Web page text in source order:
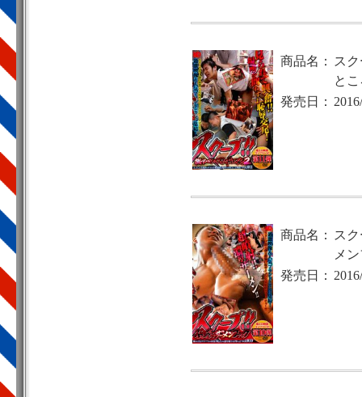
商品名：
ス
と
発売日：
商品名：
ス
メ
発売日：